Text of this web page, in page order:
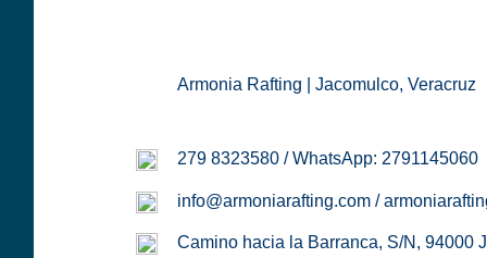
Armonia Rafting | Jacomulco, Veracruz
279 8323580 / WhatsApp: 2791145060
info@armoniarafting.com /
Camino hacia la Barranca, S/N, 94000